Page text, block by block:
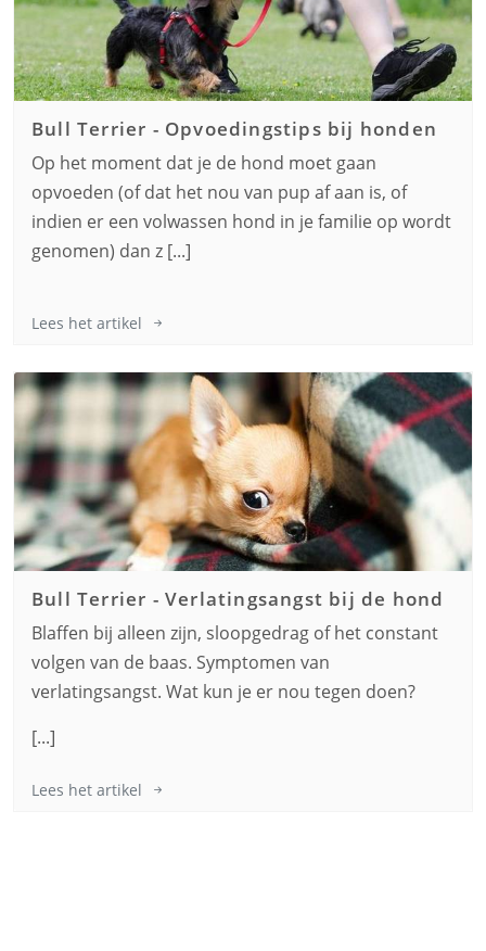
Bull Terrier - Opvoedingstips bij honden
Op het moment dat je de hond moet gaan
opvoeden (of dat het nou van pup af aan is, of
indien er een volwassen hond in je familie op wordt
genomen) dan z [...]
Lees het artikel
Bull Terrier -Verlatingsangst bij de hond
Blaffen bij alleen zijn, sloopgedrag of het constant
volgen van de baas. Symptomen van
verlatingsangst. Wat kun je er nou tegen doen?
[...]
Lees het artikel